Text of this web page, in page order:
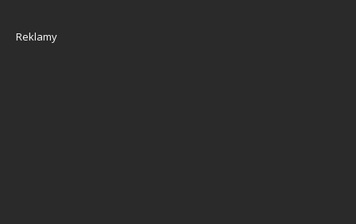
Reklamy